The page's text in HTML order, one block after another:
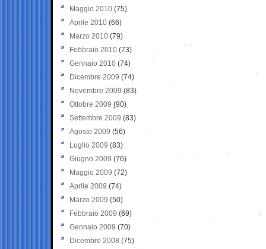
Maggio 2010 (75)
Aprile 2010 (66)
Marzo 2010 (79)
Febbraio 2010 (73)
Gennaio 2010 (74)
Dicembre 2009 (74)
Novembre 2009 (83)
Ottobre 2009 (90)
Settembre 2009 (83)
Agosto 2009 (56)
Luglio 2009 (83)
Giugno 2009 (76)
Maggio 2009 (72)
Aprile 2009 (74)
Marzo 2009 (50)
Febbraio 2009 (69)
Gennaio 2009 (70)
Dicembre 2008 (75)